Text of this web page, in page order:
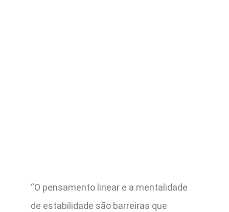
“O pensamento linear e a mentalidade
de estabilidade são barreiras que